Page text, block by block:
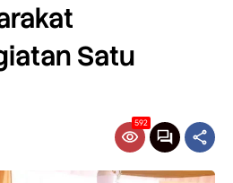
Satu
592